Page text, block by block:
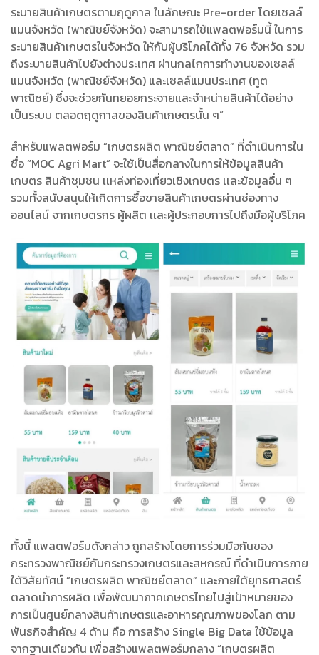
ระบายสินค้าเกษตรตามฤดูกาล ในลักษณะ Pre-order โดยเซลล์
แมนจังหวัด (พาณิชย์จังหวัด) จะสามารถใช้แพลตฟอร์มนี้ ในการ
ระบายสินค้าเกษตรในจังหวัด ให้กับผู้บริโภคได้ทั้ง 76 จังหวัด รวม
ถึงระบายสินค้าไปยังต่างประเทศ ผ่านกลไกการทำงานของเซลล์
แมนจังหวัด (พาณิชย์จังหวัด) และเซลล์แมนประเทศ (ทูต
พาณิชย์) ซึ่งจะช่วยกันทยอยกระจายและจำหน่ายสินค้าได้อย่าง
เป็นระบบ ตลอดฤดูกาลของสินค้าเกษตรนั้น ๆ”
สำหรับแพลตฟอร์ม “เกษตรผลิต พาณิชย์ตลาด” ที่ดำเนินการใน
ชื่อ “MOC Agri Mart” จะใช้เป็นสื่อกลางในการให้ข้อมูลสินค้า
เกษตร สินค้าชุมชน เเหล่งท่องเที่ยวเชิงเกษตร เเละข้อมูลอื่น ๆ
รวมทั้งสนับสนุนให้เกิดการซื้อขายสินค้าเกษตรผ่านช่องทาง
ออนไลน์ จากเกษตรกร ผู้ผลิต เเละผู้ประกอบการไปถึงมือผู้บริโภค
ทั้งนี้ แพลตฟอร์มดังกล่าว ถูกสร้างโดยการร่วมมือกันของ
กระทรวงพาณิชย์กับกระทรวงเกษตรและสหกรณ์ ที่ดำเนินการภาย
ใต้วิสัยทัศน์ “เกษตรผลิต พาณิชย์ตลาด” และภายใต้ยุทธศาสตร์
ตลาดนำการผลิต เพื่อพัฒนาภาคเกษตรไทยไปสู่เป้าหมายของ
การเป็นศูนย์กลางสินค้าเกษตรและอาหารคุณภาพของโลก ตาม
พันธกิจสำคัญ 4 ด้าน คือ การสร้าง Single Big Data ใช้ข้อมูล
จากฐานเดียวกัน เพื่อสร้างแพลตฟอร์มกลาง “เกษตรผลิต